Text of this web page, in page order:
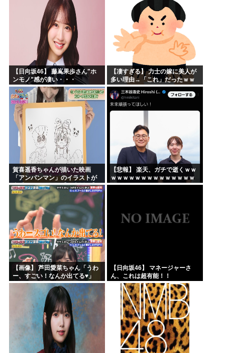
「マジで誰かわからん」...
【日向坂46】 藤嶌果歩さん"ホ
ンモノ"感が凄い・・・
【凄すぎる】 力士の嫁に美人が
多い理由→「これ」だったｗｗ
ｗｗｗｗｗ
賀喜遥香ちゃんが描いた映画
「アンパンマン」のイラストが
上手すぎる！！！【乃木坂46】
【悲報】 楽天、ガチで逝くｗｗ
ｗｗｗｗｗｗｗｗｗｗｗｗｗｗ
ｗｗｗｗ
【画像】 芦田愛菜ちゃん「うわ
ー、すごい！なんか出てる♥」
【日向坂46】 マネージャーさ
ん、これは超有能！！